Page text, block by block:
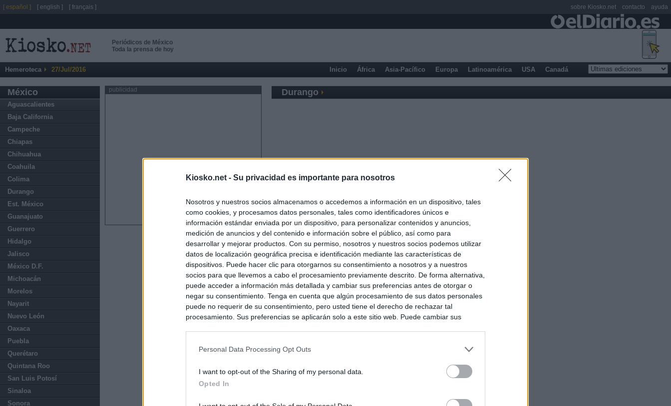
Kiosko.net - Su privacidad es importante para nosotros
Nosotros y nuestros socios almacenamos o accedemos a información en un dispositivo, tales
como cookies, y procesamos datos personales, tales como identificadores únicos e
información estándar enviada por un dispositivo, para personalizar contenidos y anuncios,
medición de anuncios y del contenido e información sobre el público, así como para
desarrollar y mejorar productos. Con su permiso, nosotros y nuestros socios podemos utilizar
datos de localización geográfica precisa e identificación mediante las características de
dispositivos. Puede hacer clic para otorgarnos su consentimiento a nosotros y a nuestros
socios para que llevemos a cabo el procesamiento previamente descrito. De forma alternativa,
puede acceder a información más detallada y cambiar sus preferencias antes de otorgar o
negar su consentimiento. Tenga en cuenta que algún procesamiento de sus datos personales
puede no requerir de su consentimiento, pero usted tiene el derecho de rechazar tal
procesamiento. Sus preferencias se aplicarán solo a este sitio web. Puede cambiar sus
Personal Data Processing Opt Outs
I want to opt-out of the Sharing of my personal data.
Opted In
Periódicos de México
Toda la prensa de hoy
Hemeroteca 27/Jul/2016 Inicio África Asia-Pacífico Europa Latinoamérica USA Canadá
México
Aguascalientes
Baja California
Campeche
Chiapas
Chihuahua
Coahuila
Colima
Durango
Est. México
Guanajuato
Guerrero
Hidalgo
Jalisco
México D.F.
Michoacán
Morelos
Nayarit
Nuevo León
Oaxaca
Puebla
Querétaro
Quintana Roo
San Luis Potosí
Sinaloa
Sonora
publicidad Durango
[ español ] [ english ] [ français ] sobre Kiosko.net contacto ayuda